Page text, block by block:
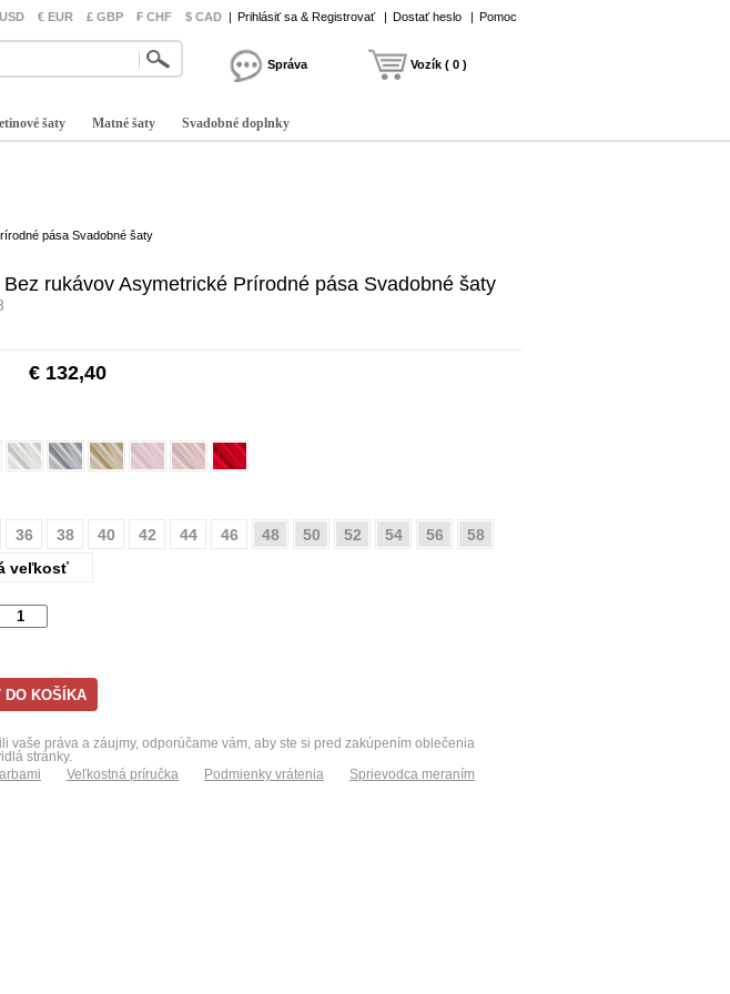
€ EUR £ GBP ₣ CHF $ CAD | Prihlásiť sa & Registrovať | Dostať heslo | Pomoc
Správa Vozík ( 0 )
šaty Matné šaty Svadobné doplnky
pása Svadobné šaty
rukávov Asymetrické Prírodné pása Svadobné šaty
€ 132,40
36 38 40 42 44 46 48 50 52 54 56
58
veľkosť
vaše práva a záujmy, odporúčame vám, aby ste si pred zakúpením oblečenia
stránky.
Veľkostná príručka Podmienky vrátenia Sprievodca meraním